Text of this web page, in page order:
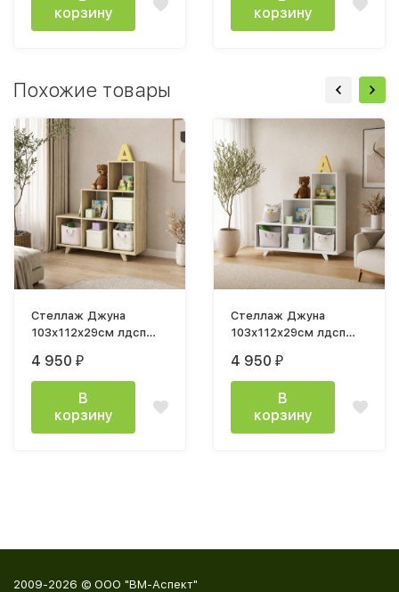
корзину
корзину
Похожие товары
Стеллаж Джуна
103х112х29см лдсп
4 950 ₽
В
корзину
Стеллаж Джуна
103х112х29см лдсп
4 950 ₽
В
корзину
2009-2026 © ООО "ВМ-Аспект"